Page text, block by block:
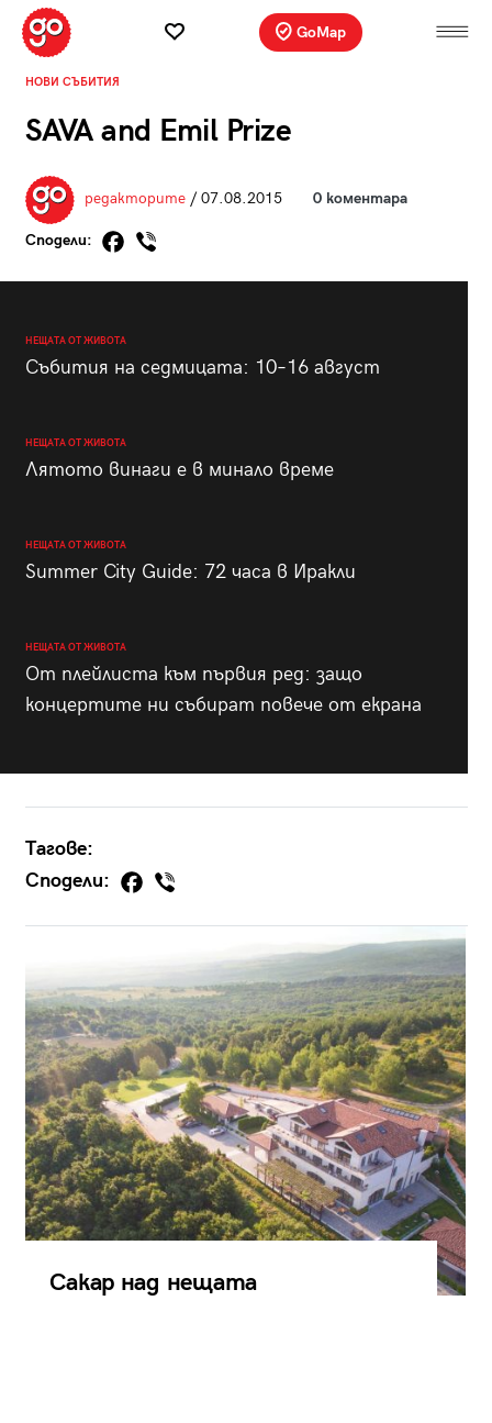
GoMap
НОВИ СЪБИТИЯ
SAVA and Emil Prize
редакторите/ 07.08.2015 0 коментара
Сподели:
НЕЩАТА ОТ ЖИВОТА
Събития на седмицата: 10–16 август
НЕЩАТА ОТ ЖИВОТА
Лятото винаги е в минало време
НЕЩАТА ОТ ЖИВОТА
Summer City Guide: 72 часа в Иракли
НЕЩАТА ОТ ЖИВОТА
От плейлиста към първия ред: защо
концертите ни събират повече от екрана
Тагове:
Сподели:
Сакар над нещата